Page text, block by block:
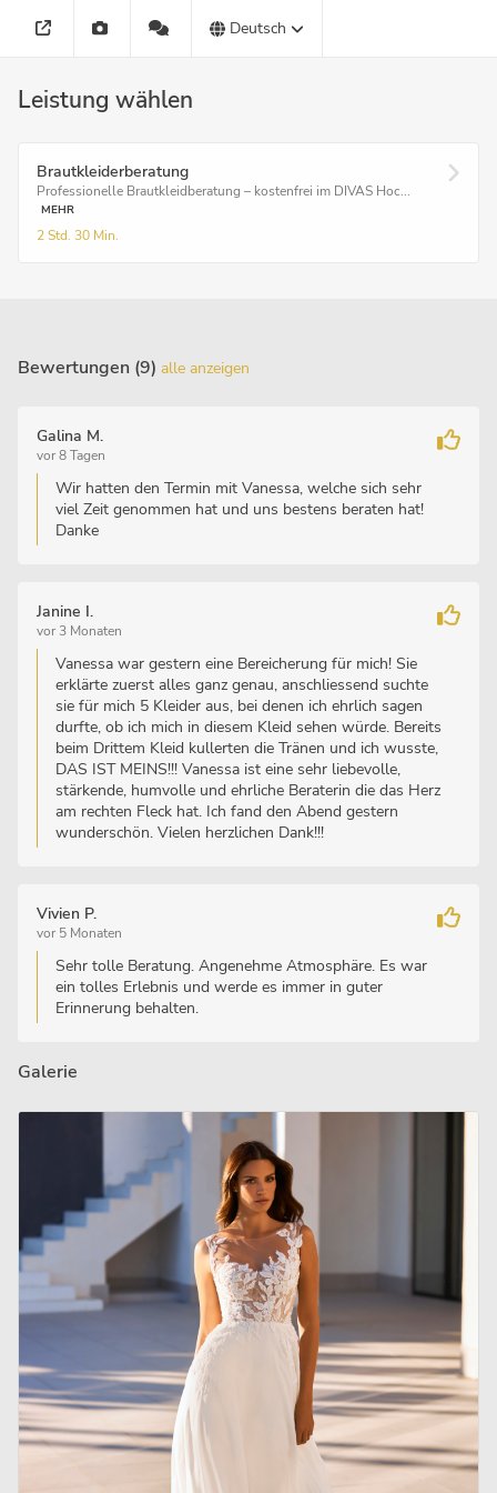
Deutsch
Leistung wählen
Brautkleiderberatung
Professionelle Brautkleidberatung – kostenfrei im DIVAS Hoc...
MEHR
2 Std. 30 Min.
Bewertungen (9) alle anzeigen
Galina M.
vor 8 Tagen
Wir hatten den Termin mit Vanessa, welche sich sehr
viel Zeit genommen hat und uns bestens beraten hat!
Danke
Janine I.
vor 3 Monaten
Vanessa war gestern eine Bereicherung für mich! Sie
erklärte zuerst alles ganz genau, anschliessend suchte
sie für mich 5 Kleider aus, bei denen ich ehrlich sagen
durfte, ob ich mich in diesem Kleid sehen würde. Bereits
beim Drittem Kleid kullerten die Tränen und ich wusste,
DAS IST MEINS!!! Vanessa ist eine sehr liebevolle,
stärkende, humvolle und ehrliche Beraterin die das Herz
am rechten Fleck hat. Ich fand den Abend gestern
wunderschön. Vielen herzlichen Dank!!!
Vivien P.
vor 5 Monaten
Sehr tolle Beratung. Angenehme Atmosphäre. Es war
ein tolles Erlebnis und werde es immer in guter
Erinnerung behalten.
Galerie